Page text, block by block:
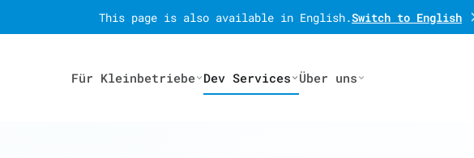
This page is also available in English.Switch to English
Für Kleinbetriebe Dev Services Über uns